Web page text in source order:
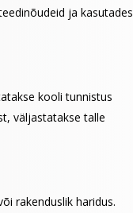
ja kasutades
kooli tunnistus
väljastatakse talle
rakenduslik haridus.